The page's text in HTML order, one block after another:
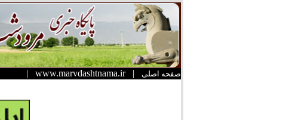
صفحه اصلی |
www.marvdashtnama.ir
|